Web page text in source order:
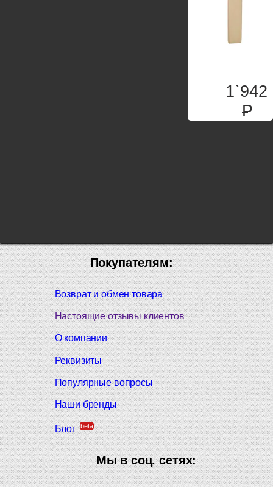
1`942
P
Покупателям:
Возврат и обмен товара
Настоящие отзывы клиентов
О компании
Реквизиты
Популярные вопросы
Наши бренды
Блог beta
Мы в соц. сетях: